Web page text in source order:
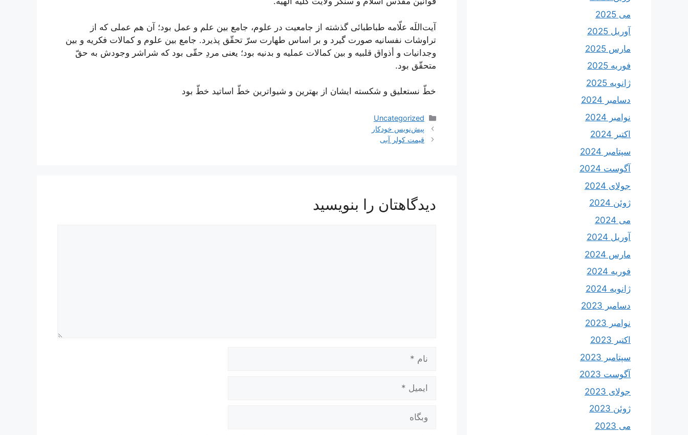
آيت‌اللَه علّامه طباطبائى‌ گذشته از جامعیت در علوم، جامع بین علم و عمل بود؛ آن هم عملی كه از
تراوشات نفسانیه صورت گیرد و بر اساس طهارت سرّ تحقّق پذیرد. جامع بین علوم و كمالات فكریه و بین
وجدانیات و أذواق قلبیه و بین كمالات عملیه و بدنیه بود؛ یعنى مردِ حقّى بود كه شراشر وجودش به حقّ
متحقّق بود.
خطّ نستعلیق و شكسته ایشان از بهترین و شیواترین خطّ اساتید خطّ بود
دسته‌ها
Uncategorized
ناوبری
نوشته‌ها
پیش‌نویس خودکار
قیمت کولر آبی
دیدگاهتان را بنویسید
ایمیل
وبگاه
می 2025
آوریل 2025
مارس 2025
فوریه 2025
ژانویه 2025
دسامبر 2024
نوامبر 2024
اکتبر 2024
سپتامبر 2024
آگوست 2024
جولای 2024
ژوئن 2024
می 2024
آوریل 2024
مارس 2024
فوریه 2024
ژانویه 2024
دسامبر 2023
نوامبر 2023
اکتبر 2023
سپتامبر 2023
آگوست 2023
جولای 2023
ژوئن 2023
می 2023